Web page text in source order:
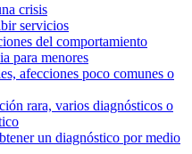
crisis
servicios
del comportamiento
para menores
afecciones poco comunes o
rara, varios diagnósticos o
un diagnóstico por medio